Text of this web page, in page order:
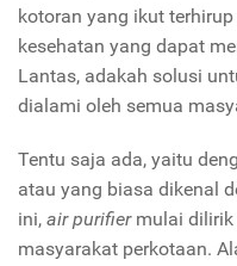
kotoran yang ikut
kesehatan yang dapat
Lantas, adakah solusi
dialami oleh semua
Tentu saja ada, yaitu
atau yang biasa dikenal
ini, air purifier mulai
masyarakat perkotaan.